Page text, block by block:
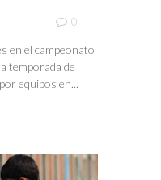
0
en el campeonato
temporada de
equipos en...